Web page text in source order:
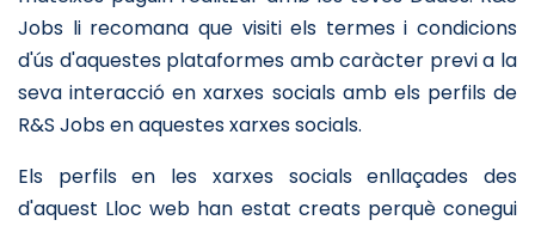
Jobs li recomana que visiti els termes i condicions
d'ús d'aquestes plataformes amb caràcter previ a la
seva interacció en xarxes socials amb els perfils de
R&S Jobs en aquestes xarxes socials.
Els perfils en les xarxes socials enllaçades des
d'aquest Lloc web han estat creats perquè conegui